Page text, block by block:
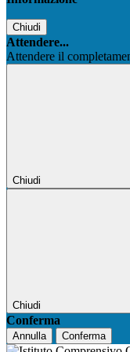
Chiudi
Attendere...
Attendere il
Chiudi
Chiudi
Conferma
Annulla Conferma